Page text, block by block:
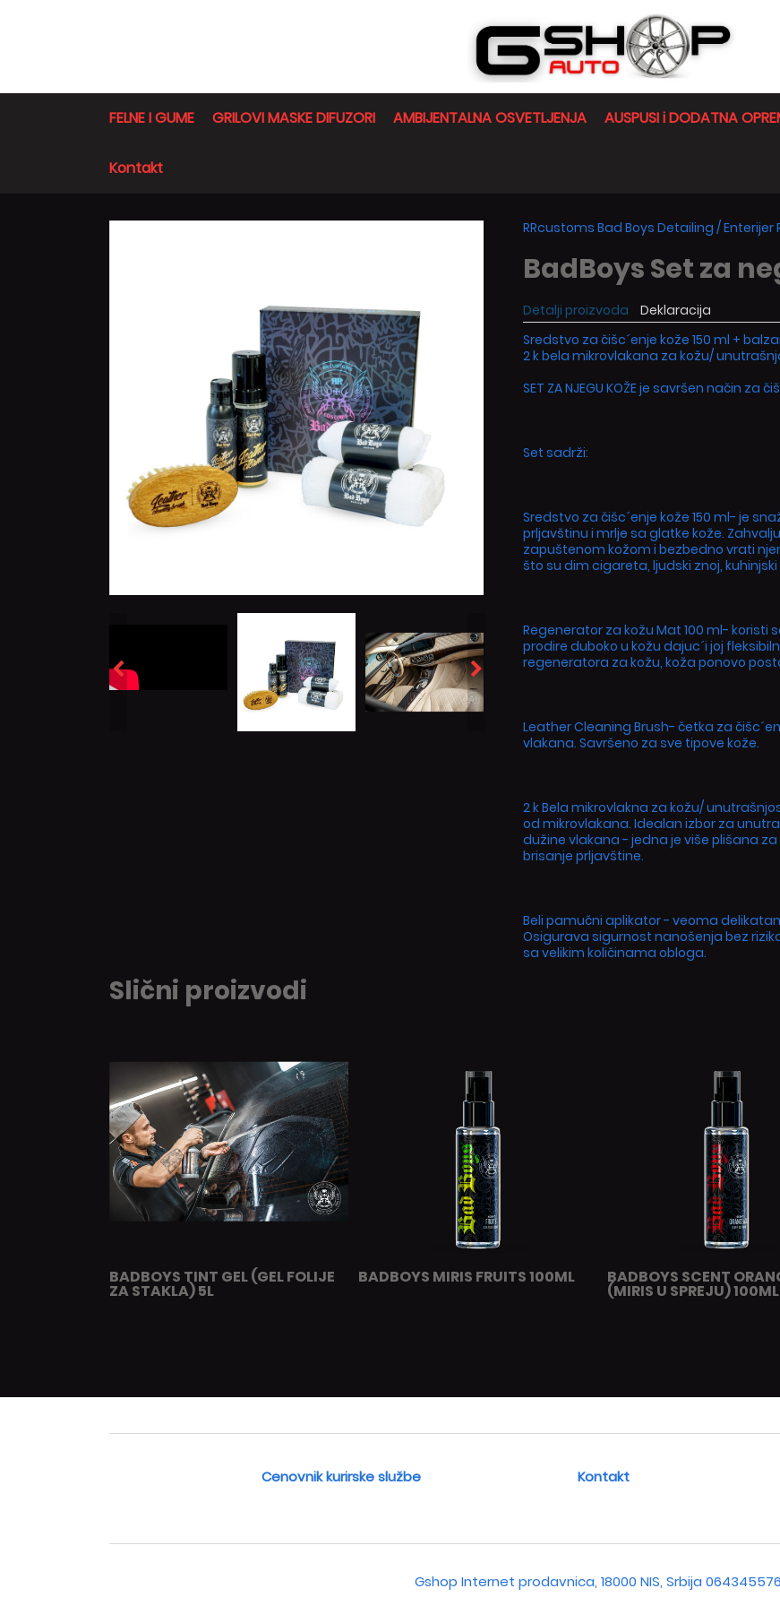
FELNE I GUME GRILOVI MASKE DIFUZORI AMBIJENTALNA OSVETLJENJA AUSPUSI i DODATNA
Kontakt
RRcustoms Bad Boys Detailing /Enterijer
BadBoys Set za
Detalji proizvoda
Deklaracija
Sredstvo za čišc´enje kože 150 ml +
2 k bela mikrovlakana za kožu/
SET ZA NJEGU KOŽE je savršen način za
Set sadrži:
Sredstvo za čišc´enje kože 150 ml- je
prljavštinu i mrlje sa glatke kože.
zapuštenom kožom i bezbedno vrati
što su dim cigareta, ljudski znoj,
Regenerator za kožu Mat 100 ml- koristi
prodire duboko u kožu dajuc´i joj
regeneratora za kožu, koža ponovo
Leather Cleaning Brush- četka za
vlakana. Savršeno za sve tipove kože.
2 k Bela mikrovlakna za kožu/
od mikrovlakana. Idealan izbor za
dužine vlakana - jedna je više plišana
brisanje prljavštine.
Beli pamučni aplikator - veoma
Osigurava sigurnost nanošenja bez
sa velikim količinama obloga.
Slični proizvodi
BADBOYS TINT GEL (GEL FOLIJE
ZA STAKLA) 5L
BADBOYS MIRIS FRUITS 100ML BADBOYS SCENT
(MIRIS U SPREJU) 100ML
Cenovnik kurirske službe Kontakt
Gshop Internet prodavnica, 18000 NIS, Srbija